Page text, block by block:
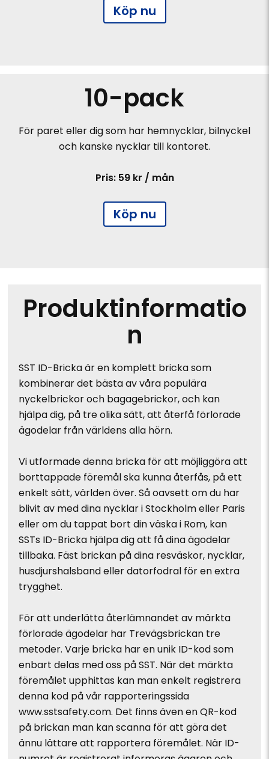
Köp nu
10-pack
För paret eller dig som har hemnycklar, bilnyckel
och kanske nycklar till kontoret.
Pris: 59 kr / mån
Köp nu
Produktinformatio
n
SST ID-Bricka är en komplett bricka som
kombinerar det bästa av våra populära
nyckelbrickor och bagagebrickor, och kan
hjälpa dig, på tre olika sätt, att återfå förlorade
ägodelar från världens alla hörn.
Vi utformade denna bricka för att möjliggöra att
borttappade föremål ska kunna återfås, på ett
enkelt sätt, världen över. Så oavsett om du har
blivit av med dina nycklar i Stockholm eller Paris
eller om du tappat bort din väska i Rom, kan
SSTs ID-Bricka hjälpa dig att få dina ägodelar
tillbaka. Fäst brickan på dina resväskor, nycklar,
husdjurshalsband eller datorfodral för en extra
trygghet.
För att underlätta återlämnandet av märkta
förlorade ägodelar har Trevägsbrickan tre
metoder. Varje bricka har en unik ID-kod som
enbart delas med oss på SST. När det märkta
föremålet upphittas kan man enkelt registrera
denna kod på vår rapporteringssida
www.sstsafety.com. Det finns även en QR-kod
på brickan man kan scanna för att göra det
ännu lättare att rapportera föremålet. När ID-